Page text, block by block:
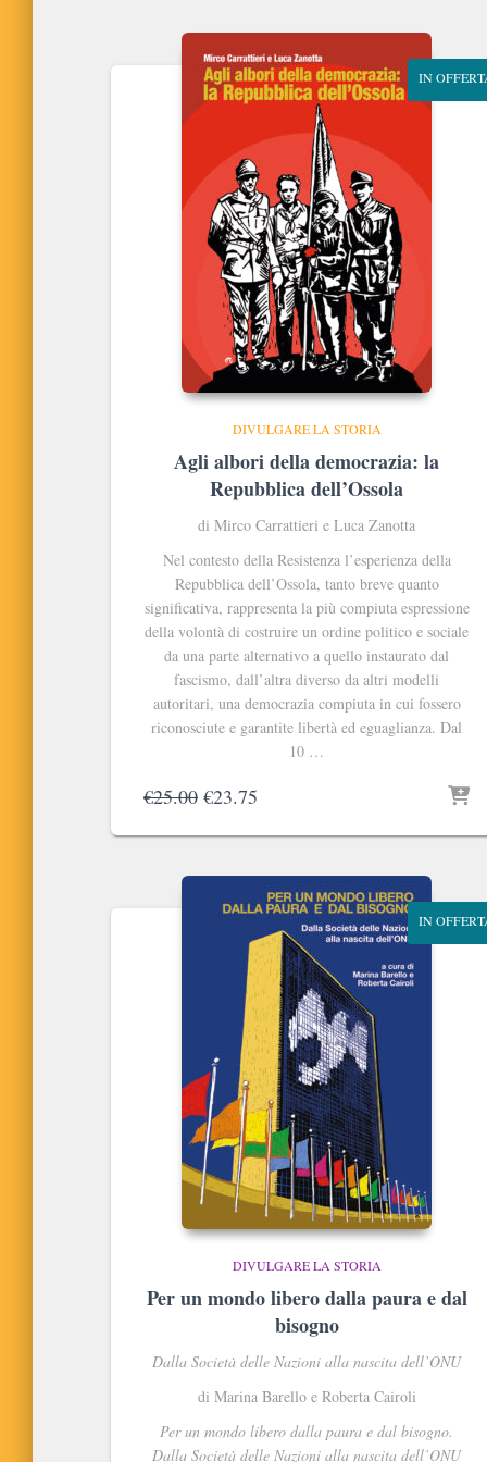
IN
DIVULGARE LA STORIA
Agli albori della democrazia: la
Repubblica dell’Ossola
di Mirco Carrattieri e Luca Zanotta
Nel contesto della Resistenza l’esperienza della
Repubblica dell’Ossola, tanto breve quanto
significativa, rappresenta la più compiuta espressione
della volontà di costruire un ordine politico e sociale
da una parte alternativo a quello instaurato dal
fascismo, dall’altra diverso da altri modelli
autoritari, una democrazia compiuta in cui fossero
riconosciute e garantite libertà ed eguaglianza. Dal
10 …
€25.00 Il
originale
€23.75
attuale
€23.75.
IN
DIVULGARE LA STORIA
Per un mondo libero dalla paura e dal
bisogno
Dalla Società delle Nazioni alla nascita dell’ONU
di Marina Barello e Roberta Cairoli
Per un mondo libero dalla paura e dal bisogno.
Dalla Società delle Nazioni alla nascita dell’ONU